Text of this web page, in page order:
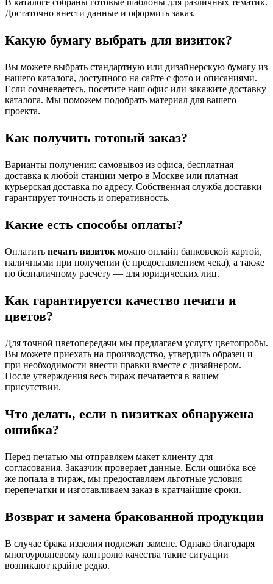
В каталоге собраны готовые шаблоны для различных тематик.
Достаточно внести данные и оформить заказ.
Какую бумагу выбрать для визиток?
Вы можете выбрать стандартную или дизайнерскую бумагу из
нашего каталога, доступного на сайте с фото и описаниями.
Если сомневаетесь, посетите наш офис или закажите доставку
каталога. Мы поможем подобрать материал для вашего
проекта.
Как получить готовый заказ?
Варианты получения: самовывоз из офиса, бесплатная
доставка к любой станции метро в Москве или платная
курьерская доставка по адресу. Собственная служба доставки
гарантирует точность и оперативность.
Какие есть способы оплаты?
Оплатить печать визитокможно онлайн банковской картой,
наличными при получении (с предоставлением чека), а также
по безналичному расчёту — для юридических лиц.
Как гарантируется качество печати и
цветов?
Для точной цветопередачи мы предлагаем услугу цветопробы.
Вы можете приехать на производство, утвердить образец и
при необходимости внести правки вместе с дизайнером.
После утверждения весь тираж печатается в вашем
присутствии.
Что делать, если в визитках обнаружена
ошибка?
Перед печатью мы отправляем макет клиенту для
согласования. Заказчик проверяет данные. Если ошибка всё
же попала в тираж, мы предоставляем льготные условия
перепечатки и изготавливаем заказ в кратчайшие сроки.
Возврат и замена бракованной продукции
В случае брака изделия подлежат замене. Однако благодаря
многоуровневому контролю качества такие ситуации
возникают крайне редко.